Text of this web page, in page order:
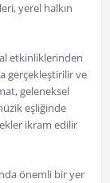
yerel halkın
etkinliklerinden
gerçekleştirilir ve
geleneksel
eşliğinde
ikram edilir
önemli bir yer